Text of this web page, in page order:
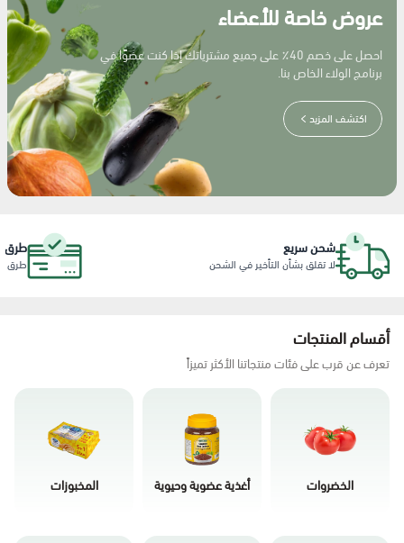
عروض خاصة للأعضاء
احصل على خصم 40٪ على جميع مشترياتك إذا كنت عضوًا في
برنامج الولاء الخاص بنا.
اكتشف المزيد
شحن سريع
لا تقلق بشأن التأخير في الشحن
طرق
طرق
أقسام المنتجات
تعرف عن قرب على فئات منتجاتنا الأكثر تميزاً
الخضروات أغذية عضوية وحيوية المخبوزات